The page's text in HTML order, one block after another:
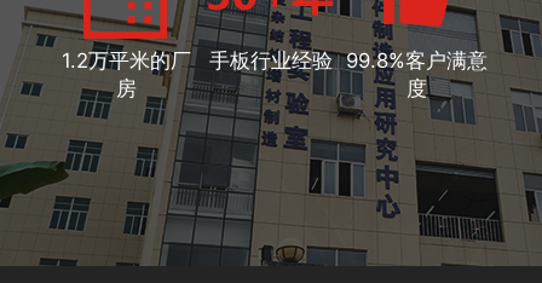
1.2万平米的厂
房
手板行业经验 99.8%客户满意
度